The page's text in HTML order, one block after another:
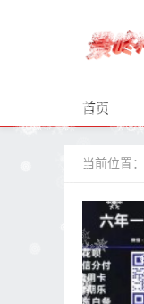
首页
当前位置：